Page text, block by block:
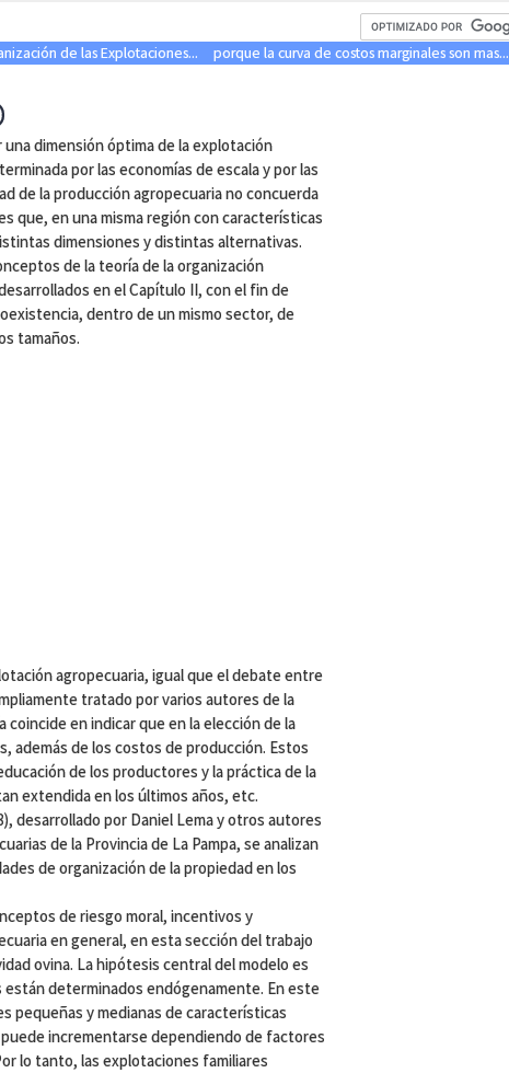
de las Explotaciones... porque la curva de costos marginales son mas...
dimensión óptima de la explotación
por las economías de escala y por las
de la producción agropecuaria no concuerda
que, en una misma región con características
dimensiones y distintas alternativas.
de la teoría de la organización
en el Capítulo II, con el fin de
dentro de un mismo sector, de
tamaños.
agropecuaria, igual que el debate entre
tratado por varios autores de la
coincide en indicar que en la elección de la
de los costos de producción. Estos
de los productores y la práctica de la
extendida en los últimos años, etc.
desarrollado por Daniel Lema y otros autores
de la Provincia de La Pampa, se analizan
de organización de la propiedad en los
de riesgo moral, incentivos y
en general, en esta sección del trabajo
ovina. La hipótesis central del modelo es
están determinados endógenamente. En este
pequeñas y medianas de características
incrementarse dependiendo de factores
lo tanto, las explotaciones familiares